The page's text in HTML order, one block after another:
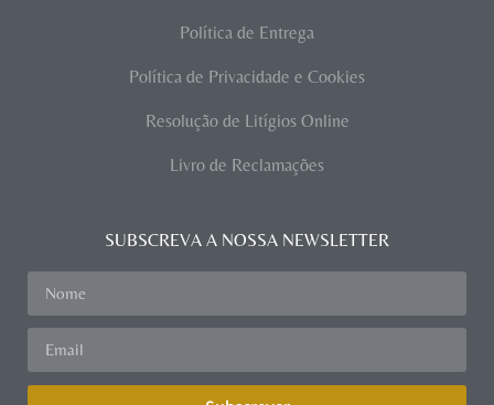
Política de Entrega
Política de Privacidade e Cookies
Resolução de Litígios Online
Livro de Reclamações
SUBSCREVA A NOSSA NEWSLETTER